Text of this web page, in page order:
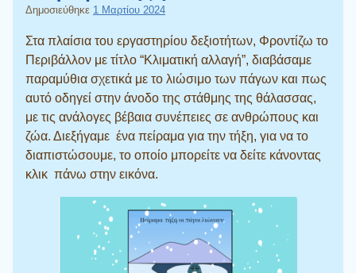
Δημοσιεύθηκε 1 Μαρτίου 2024
Στα πλαίσια του εργαστηρίου δεξιοτήτων, Φροντίζω το
Περιβάλλον με τίτλο “Κλιματική αλλαγή”, διαβάσαμε
παραμύθια σχετικά με το λιώσιμο των πάγων και πως
αυτό οδηγεί στην άνοδο της στάθμης της θάλασσας,
με τις ανάλογες βέβαια συνέπειες σε ανθρώπους και
ζώα. Διεξήγαμε ένα πείραμα για την τήξη, για να το
διαπιστώσουμε, το οποίο μπορείτε να δείτε κάνοντας
κλικ πάνω στην εικόνα.